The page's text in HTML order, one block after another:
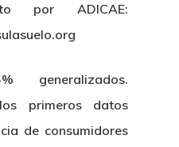
por ADICAE:
generalizados.
primeros datos
de consumidores